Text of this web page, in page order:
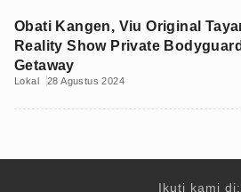
Obati Kangen, Viu Original
Reality Show Private Bodyguard
Getaway
Lokal 28 Agustus 2024
Ikuti kami di: